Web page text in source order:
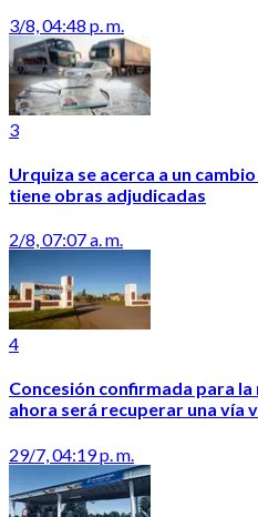
3/8, 04:48 p. m.
3
Urquiza se acerca a un
tiene obras adjudicadas
2/8, 07:07 a. m.
4
Concesión confirmada para la
ahora será recuperar una vía
29/7, 04:19 p. m.